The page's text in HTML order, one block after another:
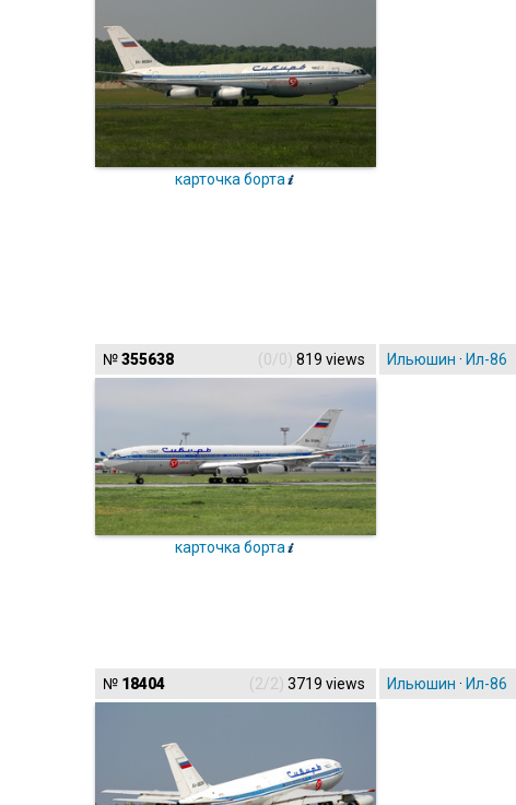
карточка борта
№355638 (0/0) 819 views Ильюшин · Ил-86
карточка борта
№ 18404 (2/2) 3719 views Ильюшин · Ил-86